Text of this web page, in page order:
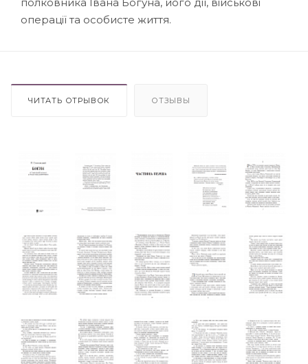
операції та особисте життя.
ЧИТАТЬ ОТРЫВОК ОТЗЫВЫ